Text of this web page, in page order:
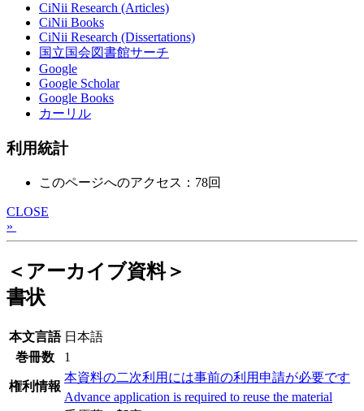
CiNii Research (Articles)
CiNii Books
CiNii Research (Dissertations)
国立国会図書館サーチ
Google
Google Scholar
Google Books
カーリル
利用統計
このページへのアクセス：78回
CLOSE
»
＜アーカイブ資料＞
書状
本文言語 日本語
巻冊数
1
権利情報
本資料の二次利用には事前の利用申請が必要です
Advance application is required to reuse the material